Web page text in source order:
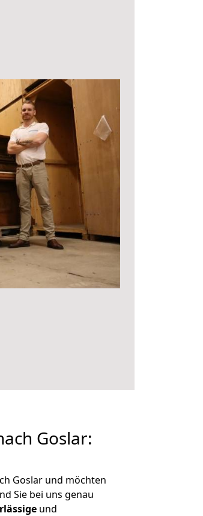
Goslar:
Goslar und möchten
Sie bei uns genau
und